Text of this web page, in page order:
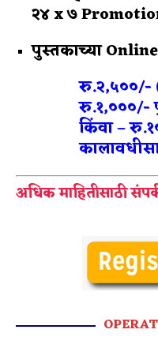
२४ x ७
पुस्तकाच्या
रु.२,५००/-
रु.१,०००/-
किंवा –
अधिक माहितीसाठी